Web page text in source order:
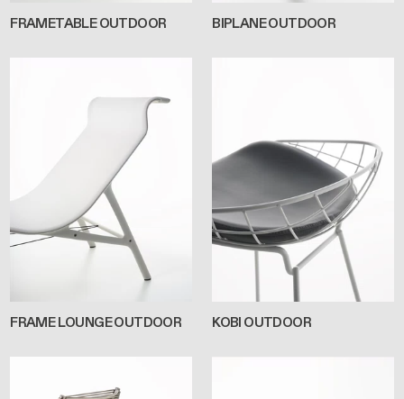
FRAMETABLE OUTDOOR BIPLANE OUTDOOR
FRAME LOUNGE OUTDOOR KOBI OUTDOOR